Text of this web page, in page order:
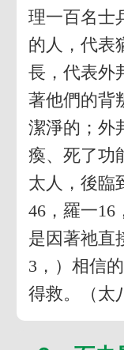
理一百名士
的人，代表
長，代表外
著他們的背
潔淨的；外
瘓、死了功
太人，後臨
46，羅一16
是因著祂直
3，）相信
得救。（太